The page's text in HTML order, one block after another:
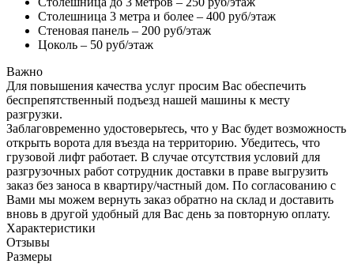
Столешница 3 метра и более – 400 руб/этаж
Стеновая панель – 200 руб/этаж
Цоколь – 50 руб/этаж
Важно
Для повышения качества услуг просим Вас обеспечить
беспрепятственный подъезд нашей машины к месту
разгрузки.
Заблаговременно удостоверьтесь, что у Вас будет возможность
открыть ворота для въезда на территорию. Убедитесь, что
грузовой лифт работает. В случае отсутствия условий для
разгрузочных работ сотрудник доставки в праве выгрузить
заказ без заноса в квартиру/частный дом. По согласованию с
Вами мы можем вернуть заказ обратно на склад и доставить
вновь в другой удобный для Вас день за повторную оплату.
Характеристики
Отзывы
Размеры